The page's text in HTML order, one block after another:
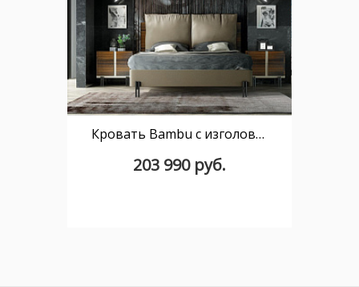
Кровать Bambu с изголовьем Glamoor 150 см
203 990 руб.